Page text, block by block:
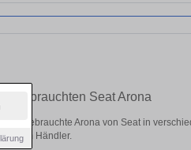
gebrauchten Seat Arona
gebrauchte Arona von Seat in
vom Händler.